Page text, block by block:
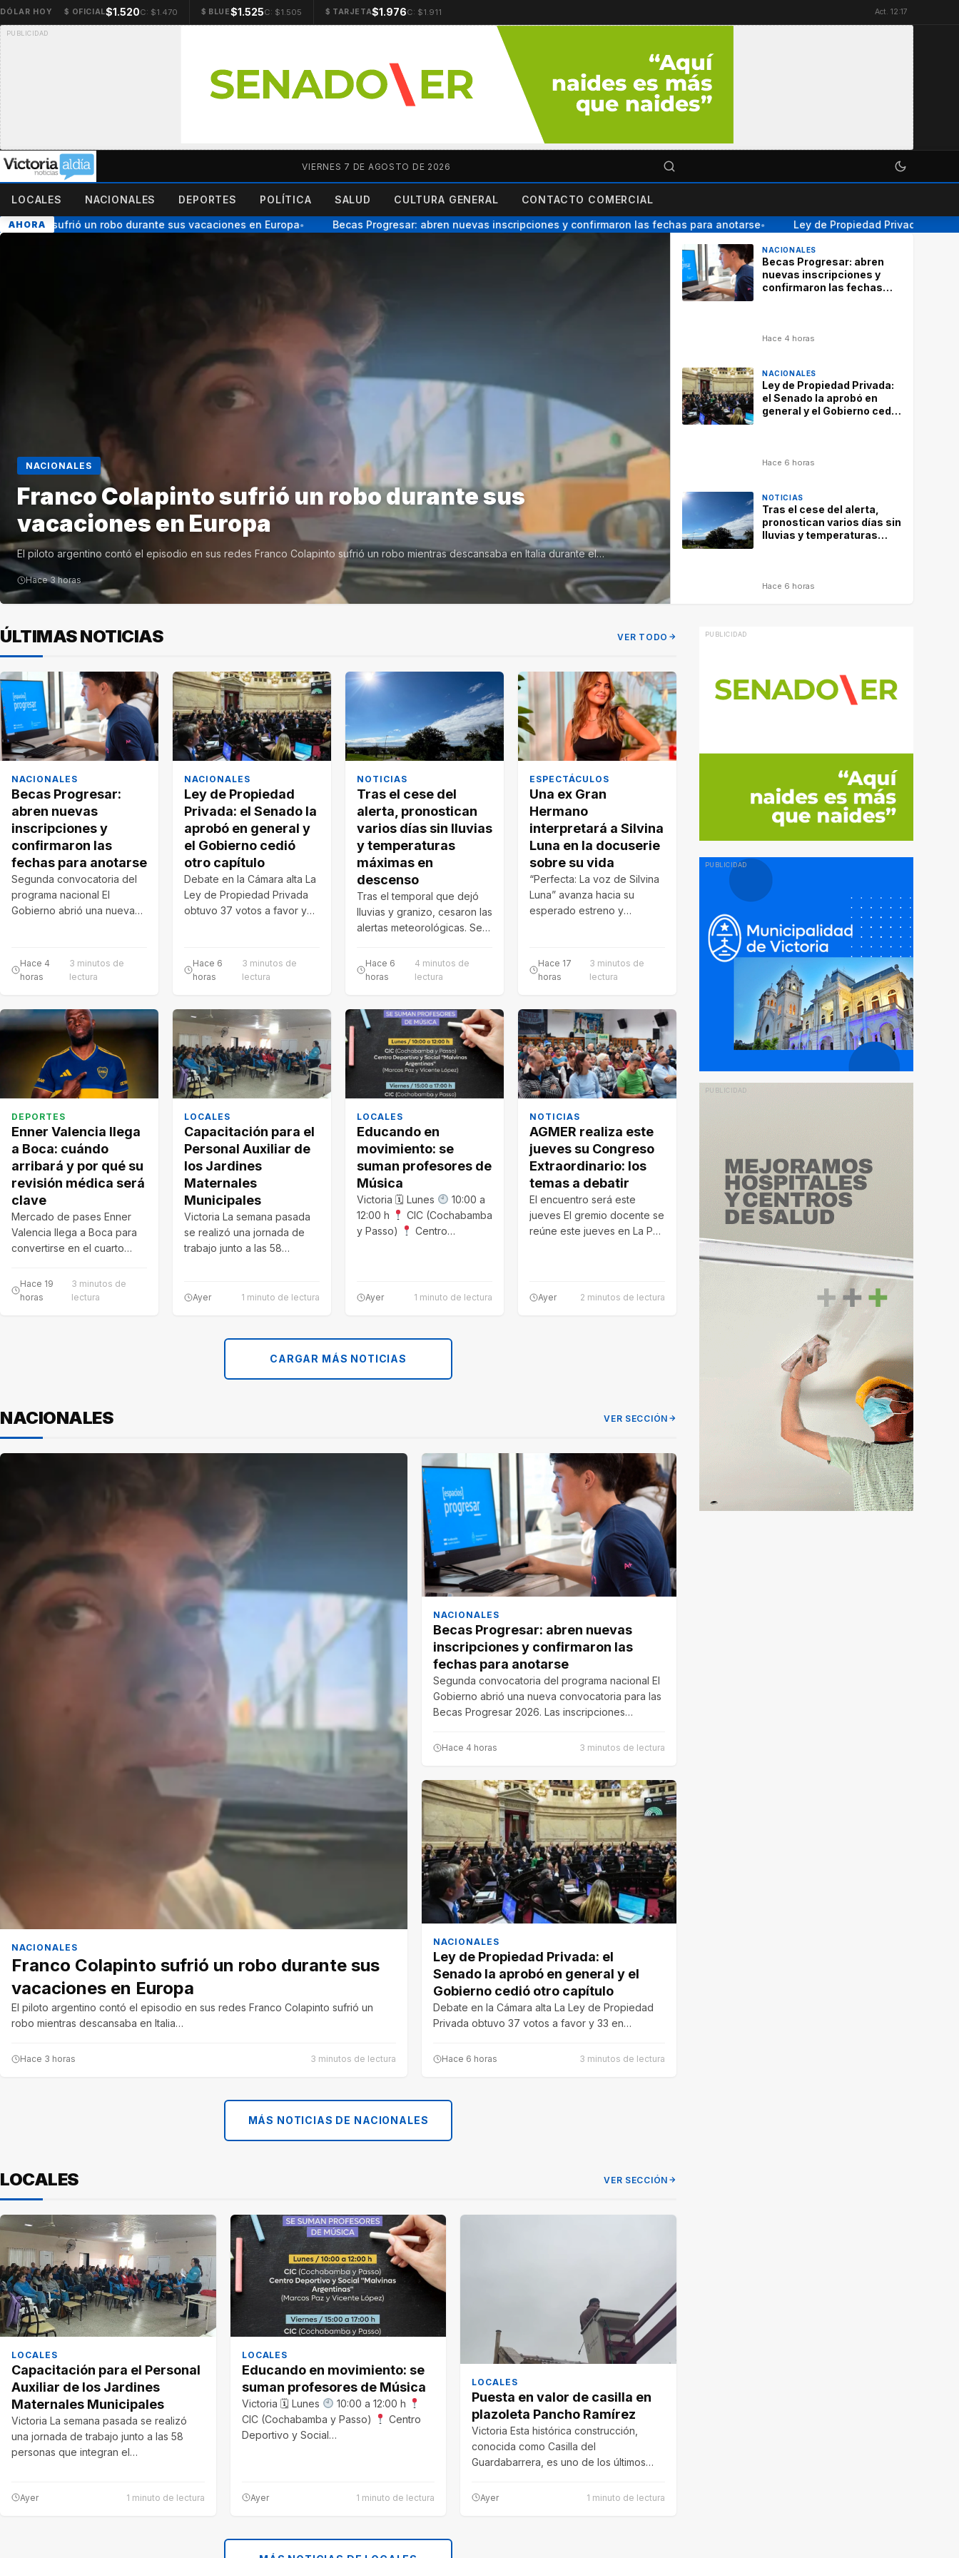
DÓLAR HOY $ OFICIAL$1.520C: $1.470 $ BLUE$1.525C: $1.505 $ TARJETA$1.976C: $1.911 Act. 12:17
VIERNES 7 DE AGOSTO DE 2026
LOCALES NACIONALES DEPORTES POLÍTICA SALUD CULTURA GENERAL CONTACTO COMERCIAL
AHORAsufrió un robo durante sus vacaciones en Europa● Becas Progresar: abren nuevas inscripciones y confirmaron las fechas para anotarse● Ley de Propiedad Privada: el
NACIONALES
Franco Colapinto sufrió un robo durante sus
vacaciones en Europa
El piloto argentino contó el episodio en sus redes Franco Colapinto sufrió un robo mientras descansaba en Italia durante el…
Hace 3 horas
NACIONALES
Becas Progresar: abren
nuevas inscripciones y
confirmaron las fechas
Hace 4 horas
NACIONALES
Ley de Propiedad Privada:
el Senado la aprobó en
general y el Gobierno cedió
Hace 6 horas
NOTICIAS
Tras el cese del alerta,
pronostican varios días sin
lluvias y temperaturas
Hace 6 horas
ÚLTIMAS NOTICIAS VER TODO
NACIONALES
Becas Progresar:
abren nuevas
inscripciones y
confirmaron las
fechas para anotarse
Segunda convocatoria del
programa nacional El
Gobierno abrió una nueva
inscripciones…
Hace 4
horas
3 minutos de
lectura
NACIONALES
Ley de Propiedad
Privada: el Senado la
aprobó en general y
el Gobierno cedió
otro capítulo
Debate en la Cámara alta La
Ley de Propiedad Privada
obtuvo 37 votos a favor y
Hace 6
horas
3 minutos de
lectura
NOTICIAS
Tras el cese del
alerta, pronostican
varios días sin lluvias
y temperaturas
máximas en
descenso
Tras el temporal que dejó
lluvias y granizo, cesaron las
alertas meteorológicas. Se
con…
Hace 6
horas
4 minutos de
lectura
ESPECTÁCULOS
Una ex Gran
Hermano
interpretará a Silvina
Luna en la docuserie
sobre su vida
“Perfecta: La voz de Silvina
Luna” avanza hacia su
esperado estreno y
Hace 17
horas
3 minutos de
lectura
DEPORTES
Enner Valencia llega
a Boca: cuándo
arribará y por qué su
revisión médica será
clave
Mercado de pases Enner
Valencia llega a Boca para
convertirse en el cuarto
pases.…
Hace 19
horas
3 minutos de
lectura
LOCALES
Capacitación para el
Personal Auxiliar de
los Jardines
Maternales
Municipales
Victoria La semana pasada
se realizó una jornada de
trabajo junto a las 58
Ayer 1 minuto de lectura
LOCALES
Educando en
movimiento: se
suman profesores de
Música
Victoria 🗓 Lunes
10:00 a
12:00 h
CIC (Cochabamba
y Passo)
Centro
Ayer 1 minuto de lectura
NOTICIAS
AGMER realiza este
jueves su Congreso
Extraordinario: los
temas a debatir
El encuentro será este
jueves El gremio docente se
reúne este jueves en La Paz
Ayer 2 minutos de lectura
CARGAR MÁS NOTICIAS
NACIONALES VER SECCIÓN
NACIONALES
Franco Colapinto sufrió un robo durante sus
vacaciones en Europa
El piloto argentino contó el episodio en sus redes Franco Colapinto sufrió un
robo mientras descansaba en Italia…
Hace 3 horas 3 minutos de lectura
NACIONALES
Becas Progresar: abren nuevas
inscripciones y confirmaron las
fechas para anotarse
Segunda convocatoria del programa nacional El
Gobierno abrió una nueva convocatoria para las
Becas Progresar 2026. Las inscripciones…
Hace 4 horas 3 minutos de lectura
NACIONALES
Ley de Propiedad Privada: el
Senado la aprobó en general y el
Gobierno cedió otro capítulo
Debate en la Cámara alta La Ley de Propiedad
Privada obtuvo 37 votos a favor y 33 en…
Hace 6 horas 3 minutos de lectura
MÁS NOTICIAS DE NACIONALES
LOCALES VER SECCIÓN
LOCALES
Capacitación para el Personal
Auxiliar de los Jardines
Maternales Municipales
Victoria La semana pasada se realizó
una jornada de trabajo junto a las 58
personas que integran el…
Ayer 1 minuto de lectura
LOCALES
Educando en movimiento: se
suman profesores de Música
Victoria 🗓 Lunes
10:00 a 12:00 h
CIC (Cochabamba y Passo)
Centro
Deportivo y Social…
Ayer 1 minuto de lectura
LOCALES
Puesta en valor de casilla en
plazoleta Pancho Ramírez
Victoria Esta histórica construcción,
conocida como Casilla del
Guardabarrera, es uno de los últimos
Ayer 1 minuto de lectura